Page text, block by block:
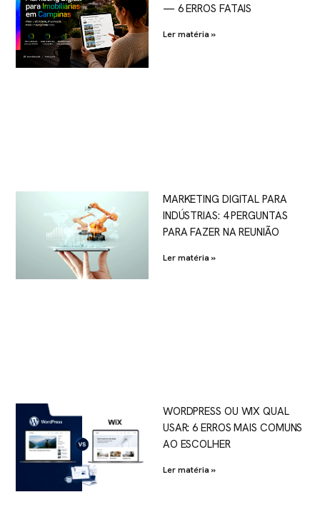
— 6 ERROS FATAIS
Ler matéria »
MARKETING DIGITAL PARA
INDÚSTRIAS: 4 PERGUNTAS
PARA FAZER NA REUNIÃO
Ler matéria »
WORDPRESS OU WIX QUAL
USAR: 6 ERROS MAIS COMUNS
AO ESCOLHER
Ler matéria »